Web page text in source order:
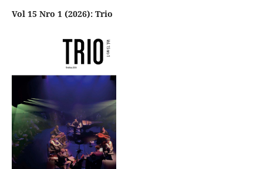
Vol 15 Nro 1 (2026): Trio